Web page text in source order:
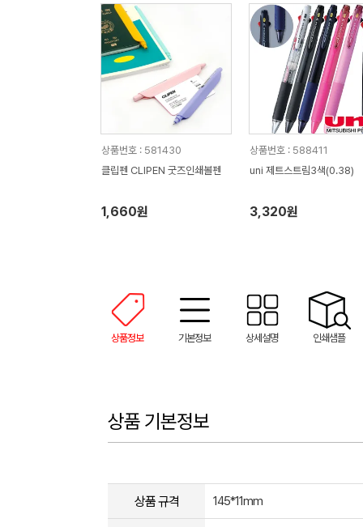
상품번호 : 581430
클립펜 CLIPEN 굿즈인쇄볼펜
1,660원
상품번호 : 588411
uni 제트스트림3색(0.38)
3,320원
상품정보 기본정보 상세설명 인쇄샘플
상품 기본정보
상품 규격 145*11mm